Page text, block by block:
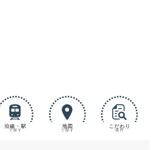
沿線・駅
で探す
地図
で探す
こだわり
条件